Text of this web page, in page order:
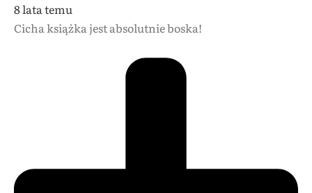
8 lata temu
Cicha książka jest absolutnie boska!